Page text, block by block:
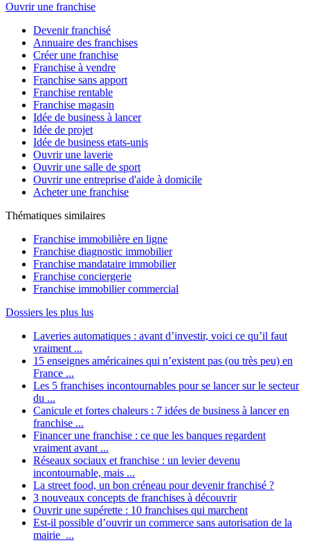
Ouvrir une franchise
Devenir franchisé
Annuaire des franchises
Créer une franchise
Franchise à vendre
Franchise sans apport
Franchise rentable
Franchise magasin
Idée de business à lancer
Idée de projet
Idée de business etats-unis
Ouvrir une laverie
Ouvrir une salle de sport
Ouvrir une entreprise d'aide à domicile
Acheter une franchise
Thématiques similaires
Franchise immobilière en ligne
Franchise diagnostic immobilier
Franchise mandataire immobilier
Franchise conciergerie
Franchise immobilier commercial
Dossiers les plus lus
Laveries automatiques : avant d’investir, voici ce qu’il faut
vraiment ...
15 enseignes américaines qui n’existent pas (ou très peu) en
France ...
Les 5 franchises incontournables pour se lancer sur le secteur
du ...
Canicule et fortes chaleurs : 7 idées de business à lancer en
franchise ...
Financer une franchise : ce que les banques regardent
vraiment avant ...
Réseaux sociaux et franchise : un levier devenu
incontournable, mais ...
La street food, un bon créneau pour devenir franchisé ?
3 nouveaux concepts de franchises à découvrir
Ouvrir une supérette : 10 franchises qui marchent
Est-il possible d’ouvrir un commerce sans autorisation de la
mairie ...